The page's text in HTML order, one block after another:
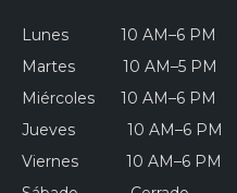
Lunes 10 AM–6 PM
Martes 10 AM–5 PM
Miércoles 10 AM–6 PM
Jueves 10 AM–6 PM
Viernes 10 AM–6 PM